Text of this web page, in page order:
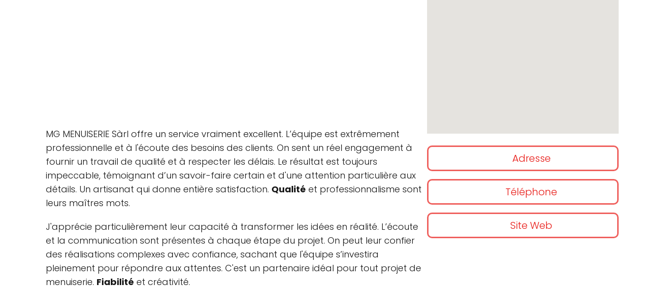
MG MENUISERIE Sàrl offre un service vraiment excellent. L’équipe est extrêmement
professionnelle et à l'écoute des besoins des clients. On sent un réel engagement à
fournir un travail de qualité et à respecter les délais. Le résultat est toujours
impeccable, témoignant d’un savoir-faire certain et d'une attention particulière aux
détails. Un artisanat qui donne entière satisfaction. Qualité et professionnalisme sont
leurs maîtres mots.
J'apprécie particulièrement leur capacité à transformer les idées en réalité. L’écoute
et la communication sont présentes à chaque étape du projet. On peut leur confier
des réalisations complexes avec confiance, sachant que l'équipe s’investira
pleinement pour répondre aux attentes. C'est un partenaire idéal pour tout projet de
menuiserie. Fiabilité et créativité.
Adresse
Téléphone
Site Web